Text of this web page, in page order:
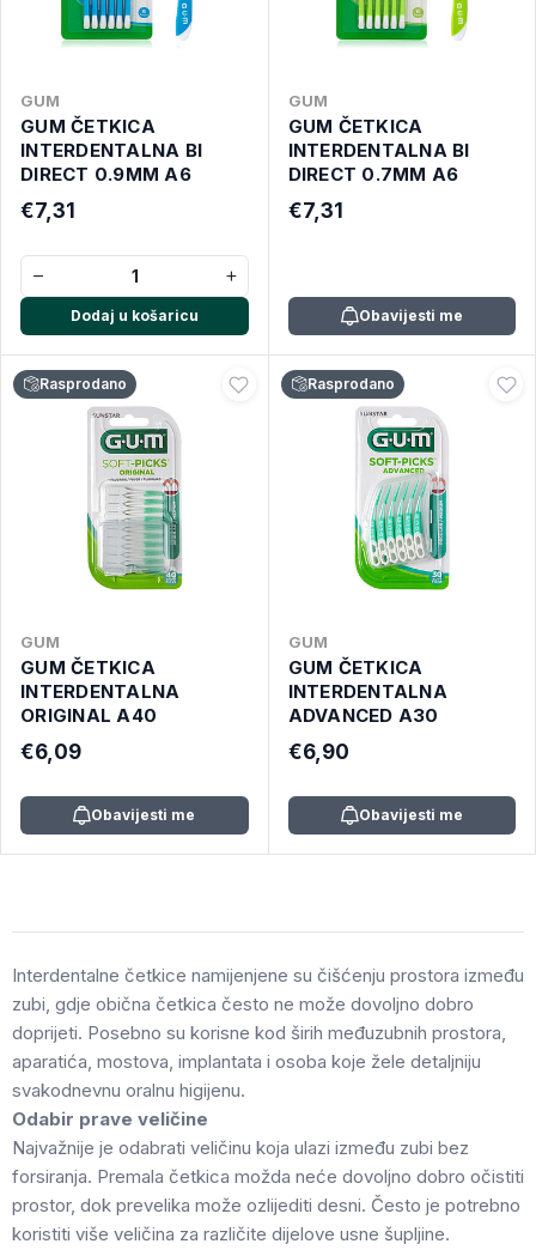
GUM
GUM ČETKICA
INTERDENTALNA BI
DIRECT 0.9MM A6
€7,31
− +
Dodaj u košaricu
GUM
GUM ČETKICA
INTERDENTALNA BI
DIRECT 0.7MM A6
€7,31
Obavijesti me
Rasprodano
GUM
GUM ČETKICA
INTERDENTALNA
ORIGINAL A40
€6,09
Obavijesti me
Rasprodano
GUM
GUM ČETKICA
INTERDENTALNA
ADVANCED A30
€6,90
Obavijesti me
Interdentalne četkice namijenjene su čišćenju prostora između
zubi, gdje obična četkica često ne može dovoljno dobro
doprijeti. Posebno su korisne kod širih međuzubnih prostora,
aparatića, mostova, implantata i osoba koje žele detaljniju
svakodnevnu oralnu higijenu.
Odabir prave veličine
Najvažnije je odabrati veličinu koja ulazi između zubi bez
forsiranja. Premala četkica možda neće dovoljno dobro očistiti
prostor, dok prevelika može ozlijediti desni. Često je potrebno
koristiti više veličina za različite dijelove usne šupljine.